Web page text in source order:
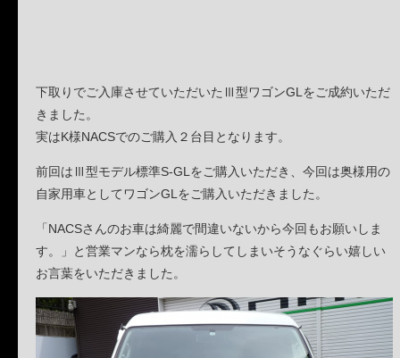
下取りでご入庫させていただいたⅢ型ワゴンGLをご成約いただ
きました。
実はK様NACSでのご購入２台目となります。
前回はⅢ型モデル標準S-GLをご購入いただき、今回は奥様用の
自家用車としてワゴンGLをご購入いただきました。
「NACSさんのお車は綺麗で間違いないから今回もお願いしま
す。」と営業マンなら枕を濡らしてしまいそうなぐらい嬉しい
お言葉をいただきました。